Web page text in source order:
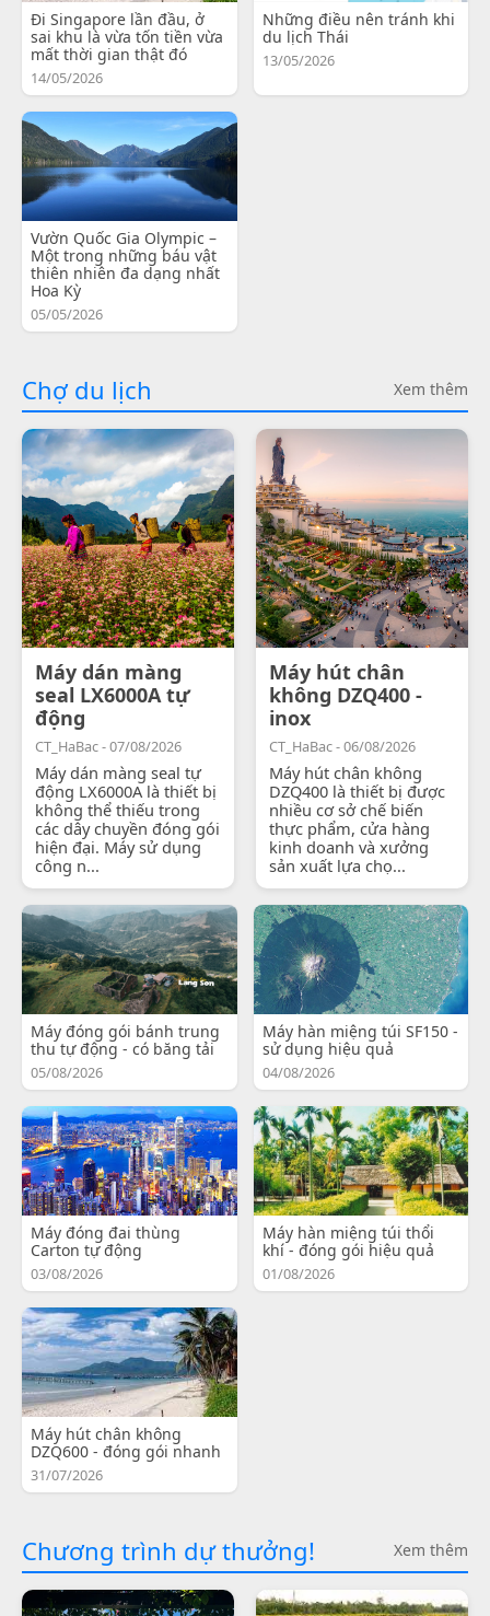
Đi Singapore lần đầu, ở
sai khu là vừa tốn tiền vừa
mất thời gian thật đó
14/05/2026
Những điều nên tránh khi
du lịch Thái
13/05/2026
Vườn Quốc Gia Olympic –
Một trong những báu vật
thiên nhiên đa dạng nhất
Hoa Kỳ
05/05/2026
Chợ du lịch Xem thêm
Máy dán màng
seal LX6000A tự
động
CT_HaBac - 07/08/2026
Máy dán màng seal tự
động LX6000A là thiết bị
không thể thiếu trong
các dây chuyền đóng gói
hiện đại. Máy sử dụng
công n...
Máy hút chân
không DZQ400 -
inox
CT_HaBac - 06/08/2026
Máy hút chân không
DZQ400 là thiết bị được
nhiều cơ sở chế biến
thực phẩm, cửa hàng
kinh doanh và xưởng
sản xuất lựa chọ...
Máy đóng gói bánh trung
thu tự động - có băng tải
05/08/2026
Máy hàn miệng túi SF150 -
sử dụng hiệu quả
04/08/2026
Máy đóng đai thùng
Carton tự động
03/08/2026
Máy hàn miệng túi thổi
khí - đóng gói hiệu quả
01/08/2026
Máy hút chân không
DZQ600 - đóng gói nhanh
31/07/2026
Chương trình dự thưởng! Xem thêm